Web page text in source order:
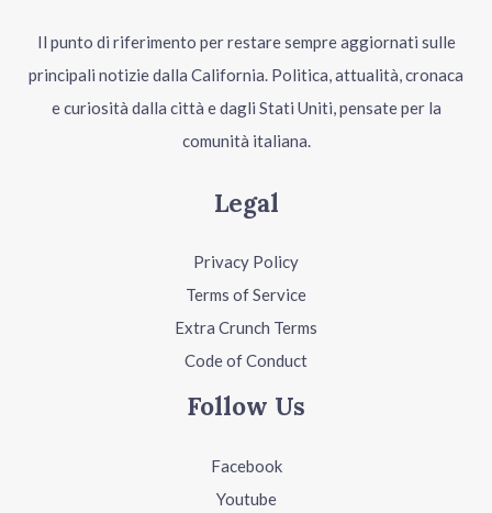
Il punto di riferimento per restare sempre aggiornati sulle
principali notizie dalla California. Politica, attualità, cronaca
e curiosità dalla città e dagli Stati Uniti, pensate per la
comunità italiana.
Legal
Privacy Policy
Terms of Service
Extra Crunch Terms
Code of Conduct
Follow Us
Facebook
Youtube